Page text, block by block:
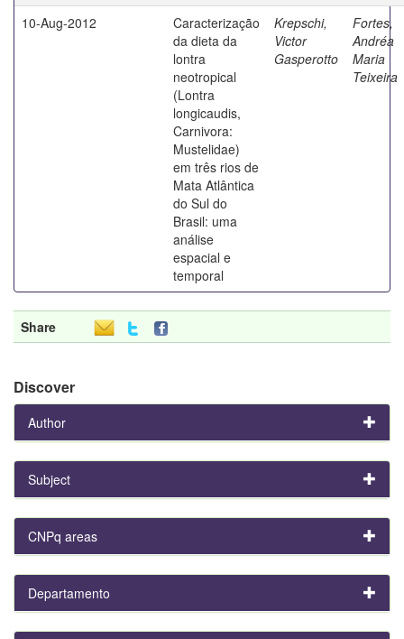
10-Aug-2012
Caracterização
da dieta da
lontra
neotropical
(Lontra
longicaudis,
Carnivora:
Mustelidae)
em três rios de
Mata Atlântica
do Sul do
Brasil: uma
análise
espacial e
temporal
Krepschi,
Victor
Gasperotto
Fortes,
Andréa
Maria
Teixeira
Share
Discover
Author
Subject
CNPq areas
Departamento